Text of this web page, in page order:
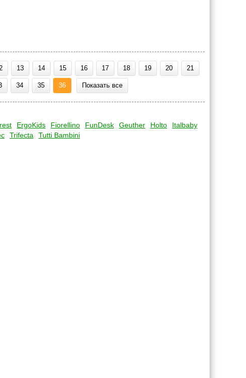
13 14 15 16 17 18 19 20 21
34 35 36 Показать все
ErgoKids Fiorellino FunDesk Geuther Holto
Italbaby
Trifecta Tutti Bambini